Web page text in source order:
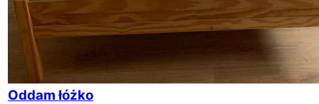
Oddam łóżko